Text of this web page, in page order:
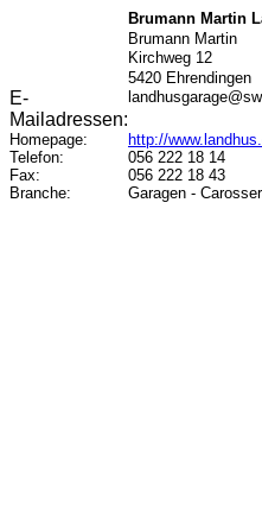
Brumann Martin
Brumann Martin
Kirchweg 12
5420 Ehrendingen
E-
Mailadressen:
Homepage:
http://
Telefon:
056 222 18 14
Fax:
056 222 18 43
Branche:
Garagen -